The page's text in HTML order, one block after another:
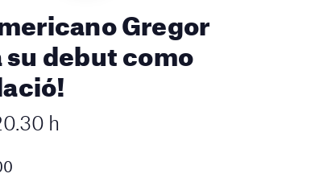
Gregor
debut como
h